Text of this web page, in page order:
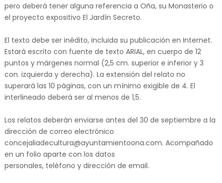
pero deberá tener alguna referencia a Oña, su Monasterio o
el proyecto expositivo El Jardín Secreto.
El texto debe ser inédito, incluida su publicación en Internet.
Estará escrito con fuente de texto ARIAL, en cuerpo de 12
puntos y márgenes normal (2,5 cm. superior e inferior y 3
con. izquierda y derecha). La extensión del relato no
superará las 10 páginas, con un mínimo exigible de 4. El
interlineado deberá ser al menos de 1,5.
Los relatos deberán enviarse antes del 30 de septiembre a la
dirección de correo electrónico
concejaliadecultura@ayuntamientoona.com. Acompañado
en un folio aparte con los datos
personales, teléfono y dirección de email.